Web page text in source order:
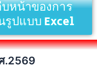
หน้าของการ
รูปแบบ Excel
.2569